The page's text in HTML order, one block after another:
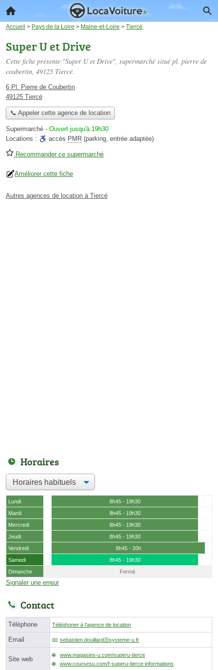
Accueil > Pays de la Loire > Maine-et-Loire > Tiercé
Super U et Drive
Cette fiche présente "Super U et Drive", supermarché situé pl. pierre de
coubertin, 49125 Tiercé.
6 Pl. Pierre de Coubertin
49125 Tiercé
📞 Appeler cette agence de location
Supermarché - Ouvert jusqu'à 19h30
Locations :
accès PMR (parking, entrée adaptée)
Recommander ce supermarché
Améliorer cette fiche
Autres agences de location à Tiercé
Horaires
Lundi
8h45 - 19h30
Mardi
8h45 - 19h30
Mercredi
8h45 - 19h30
Jeudi
8h45 - 19h30
Vendredi
8h45 - 20h
Samedi
8h45 - 19h30
Dimanche
Fermé
Signaler une erreur
Contact
Téléphone Téléphoner à l'agence de location
Email sebastien.douillardⓐsysteme-u.fr
Site web
www.magasins-u.com/superu-tierce
www.coursesu.com/f-superu-tierce-informations